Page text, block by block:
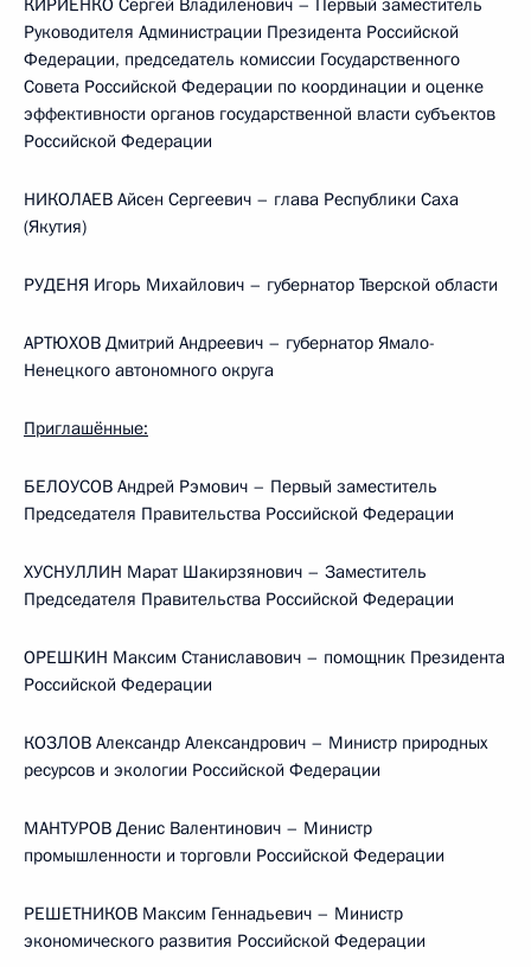
КИРИЕНКО Сергей Владиленович – Первый заместитель
Руководителя Администрации Президента Российской
Федерации, председатель комиссии Государственного
Совета Российской Федерации по координации и оценке
эффективности органов государственной власти субъектов
Российской Федерации
НИКОЛАЕВ Айсен Сергеевич – глава Республики Саха
(Якутия)
РУДЕНЯ Игорь Михайлович – губернатор Тверской области
АРТЮХОВ Дмитрий Андреевич – губернатор Ямало-
Ненецкого автономного округа
Приглашённые:
БЕЛОУСОВ Андрей Рэмович – Первый заместитель
Председателя Правительства Российской Федерации
ХУСНУЛЛИН Марат Шакирзянович – Заместитель
Председателя Правительства Российской Федерации
ОРЕШКИН Максим Станиславович – помощник Президента
Российской Федерации
КОЗЛОВ Александр Александрович – Министр природных
ресурсов и экологии Российской Федерации
МАНТУРОВ Денис Валентинович – Министр
промышленности и торговли Российской Федерации
РЕШЕТНИКОВ Максим Геннадьевич – Министр
экономического развития Российской Федерации